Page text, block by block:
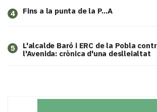
4 Fins a la punta de la P...A
5
L'alcalde Baró i ERC de la Pobla
l'Avenida: crònica d'una deslleialtat